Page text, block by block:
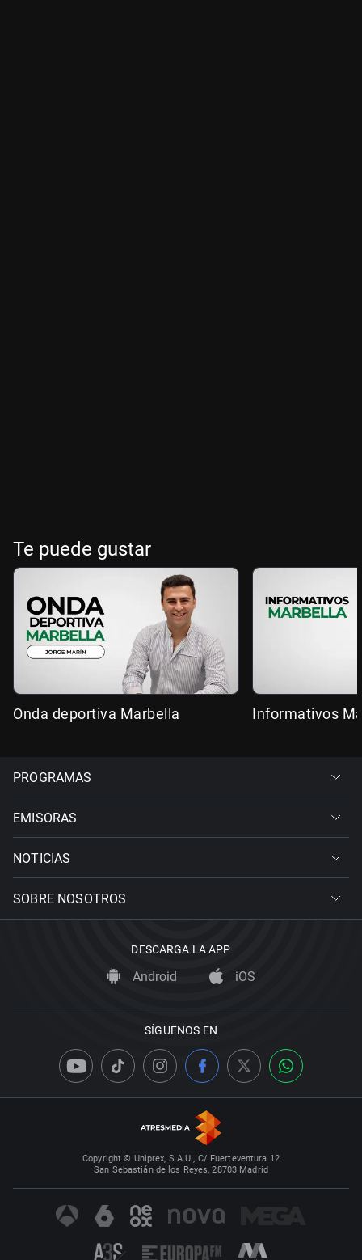
Te puede gustar
Onda deportiva Marbella Informativos
PROGRAMAS
EMISORAS
NOTICIAS
SOBRE NOSOTROS
DESCARGA LA APP
Android iOS
SÍGUENOS EN
Copyright © Uniprex, S.A.U., C/ Fuerteventura 12
San Sebastián de los Reyes, 28703 Madrid